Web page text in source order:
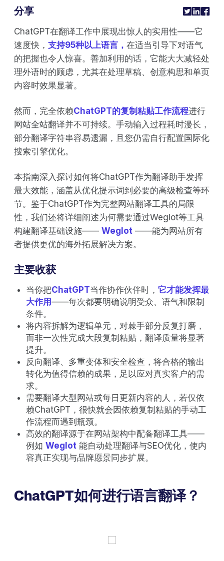
ChatGPT在翻译工作中展现出惊人的实用性——它
速度快， 支持95种以上语言， 在适当引导下对语气
的把握也令人惊喜。善加利用的话，它能大大减轻处
理外语时的顾虑，尤其在处理草稿、创意构思和单页
内容时效果显著。
然而，完全依赖ChatGPT的复制粘贴工作流程进行
网站全站翻译并不可持续。手动输入过程耗时漫长，
部分翻译字符串容易遗漏，且您仍需自行配置国际化
搜索引擎优化。
本指南深入探讨如何将ChatGPT作为翻译助手发挥
最大效能，涵盖从优化提示词到必要的高级检查等环
节。鉴于ChatGPT作为完整网站翻译工具的局限
性，我们还将详细阐述为何需要通过Weglot等工具
构建翻译基础设施—— Weglot ——能为网站所有
者提供更优的海外拓展解决方案。
主要收获
当你把ChatGPT当作协作伙伴时， 它才能发挥最
大作用——每次都要明确说明受众、语气和限制
条件。
将内容拆解为逻辑单元，对棘手部分反复打磨，
而非一次性完成大段复制粘贴，翻译质量将显著
提升。
反向翻译、多重变体和安全检查，将合格的输出
转化为值得信赖的成果，足以应对真实客户的需
求。
需要翻译大型网站或每日更新内容的人，若仅依
赖ChatGPT，很快就会因依赖复制粘贴的手动工
作流程而遇到瓶颈。
高效的翻译源于在网站架构中配备翻译工具——
例如 Weglot 能自动处理翻译与SEO优化，使内
容真正实现与品牌愿景同步扩展。
ChatGPT如何进行语言翻译？
分享